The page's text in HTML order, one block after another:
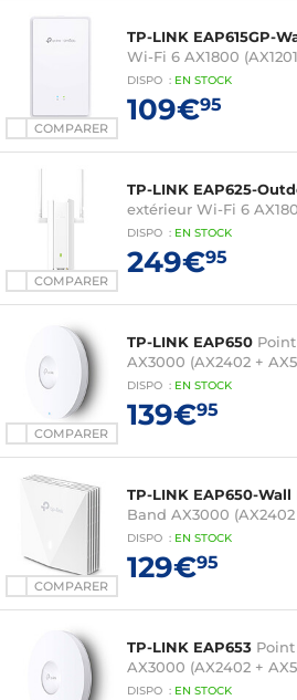
COMPARER
TP-LINK EAP615GP-
Wi-Fi 6 AX1800
DISPO : EN STOCK
109€95
COMPARER
TP-LINK EAP625-
extérieur Wi-Fi 6
DISPO : EN STOCK
249€95
COMPARER
TP-LINK EAP650
AX3000 (AX2402 +
DISPO : EN STOCK
139€95
COMPARER
TP-LINK EAP650-Wall
Band AX3000 (AX2402
DISPO : EN STOCK
129€95
TP-LINK EAP653
AX3000 (AX2402 +
DISPO : EN STOCK